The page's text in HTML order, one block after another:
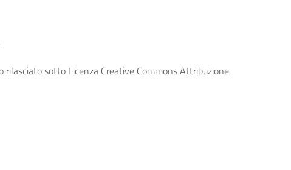
sotto Licenza Creative Commons Attribuzione